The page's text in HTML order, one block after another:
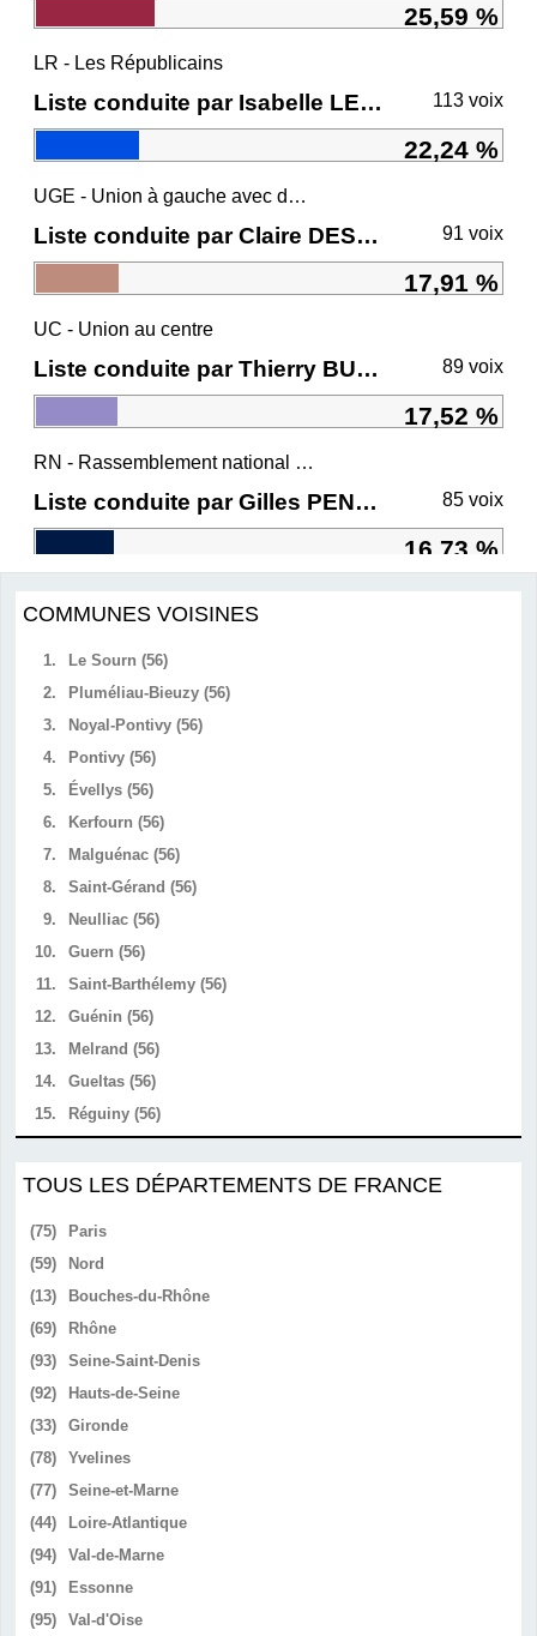
25,59 %
LR - Les Républicains
Liste conduite par Isabelle LE CALLENNEC 113 voix
22,24 %
UGE - Union à gauche avec des écologistes
Liste conduite par Claire DESMARES-POIRRIER 91 voix
17,91 %
UC - Union au centre
Liste conduite par Thierry BURLOT 89 voix
17,52 %
RN - Rassemblement national et ses alliés
Liste conduite par Gilles PENNELLE 85 voix
16,73 %
COMMUNES VOISINES
1.
Le Sourn (56)
2.
Pluméliau-Bieuzy (56)
3.
Noyal-Pontivy (56)
4.
Pontivy (56)
5.
Évellys (56)
6.
Kerfourn (56)
7.
Malguénac (56)
8.
Saint-Gérand (56)
9.
Neulliac (56)
10.
Guern (56)
11.
Saint-Barthélemy (56)
12.
Guénin (56)
13.
Melrand (56)
14.
Gueltas (56)
15.
Réguiny (56)
TOUS LES DÉPARTEMENTS DE FRANCE
(75)
Paris
(59)
Nord
(13)
Bouches-du-Rhône
(69)
Rhône
(93)
Seine-Saint-Denis
(92)
Hauts-de-Seine
(33)
Gironde
(78)
Yvelines
(77)
Seine-et-Marne
(44)
Loire-Atlantique
(94)
Val-de-Marne
(91)
Essonne
(95)
Val-d'Oise